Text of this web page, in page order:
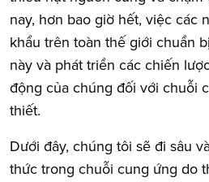
nay, hơn bao giờ hết, việc các
khẩu trên toàn thế giới chuẩn
này và phát triển các chiến
động của chúng đối với chuỗi
thiết.
Dưới đây, chúng tôi sẽ đi sâu
thức trong chuỗi cung ứng do